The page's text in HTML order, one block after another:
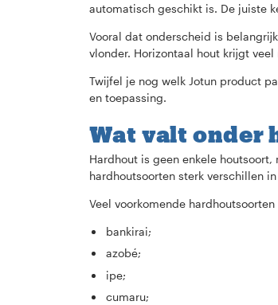
automatisch geschikt is. De juiste
Vooral dat onderscheid is
vlonder. Horizontaal hout krijgt
Twijfel je nog welk Jotun product
en toepassing.
Wat valt onder
Hardhout is geen enkele
hardhoutsoorten sterk verschillen
Veel voorkomende
bankirai;
azobé;
ipe;
cumaru;